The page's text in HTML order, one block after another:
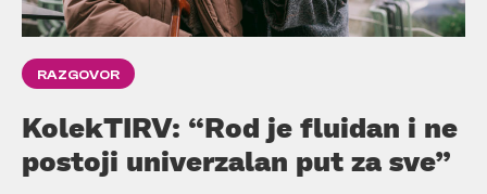
RAZGOVOR
KolekTIRV: “Rod je fluidan i ne
postoji univerzalan put za sve”